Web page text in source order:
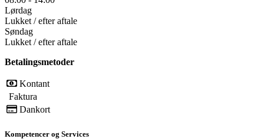
Lørdag
Lukket / efter aftale
Søndag
Lukket / efter aftale
Betalingsmetoder
Kontant
Faktura
Dankort
Kompetencer og Services